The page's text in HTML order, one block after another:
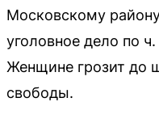
Московскому
уголовное дело по
Женщине грозит до
свободы.